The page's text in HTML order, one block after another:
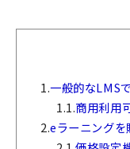
1.一般的なLMS
1.1.商用利用
2.eラーニング